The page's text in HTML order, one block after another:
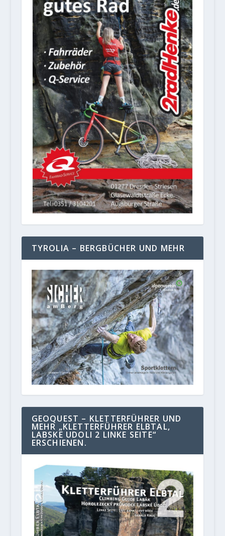
TYROLIA – BERGBÜCHER UND MEHR
GEOQUEST – KLETTERFÜHRER UND
MEHR „KLETTERFÜHRER ELBTAL,
LABSKE UDOLI 2 LINKE SEITE“
ERSCHIENEN.